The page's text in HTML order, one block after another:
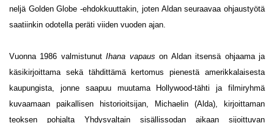
neljä Golden Globe -ehdokkuuttakin, joten Aldan seuraavaa ohjaustyötä
saatiinkin odotella peräti viiden vuoden ajan.
Vuonna 1986 valmistunutIhana vapauson Aldan itsensä ohjaama ja
käsikirjoittama sekä tähdittämä kertomus pienestä amerikkalaisesta
kaupungista, jonne saapuu muutama Hollywood-tähti ja filmiryhmä
kuvaamaan paikallisen historioitsijan, Michaelin (Alda), kirjoittaman
teoksen pohjalta Yhdysvaltain sisällissodan aikaan sijoittuvan